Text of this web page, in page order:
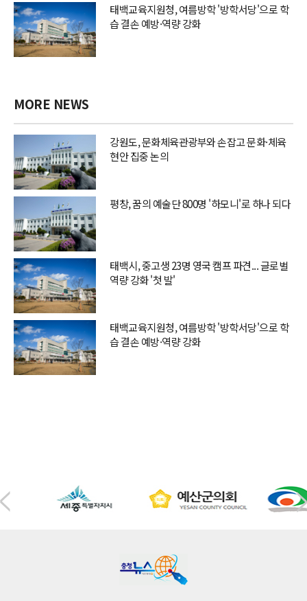
태백교육지원청, 여름방학 '방학서당'으로 학
습 결손 예방·역량 강화
MORE NEWS
강원도, 문화체육관광부와 손잡고 문화·체육
현안 집중 논의
평창, 꿈의 예술단 800명 '하모니'로 하나 되다
태백시, 중고생 23명 영국 캠프 파견... 글로벌
역량 강화 '첫 발'
태백교육지원청, 여름방학 '방학서당'으로 학
습 결손 예방·역량 강화